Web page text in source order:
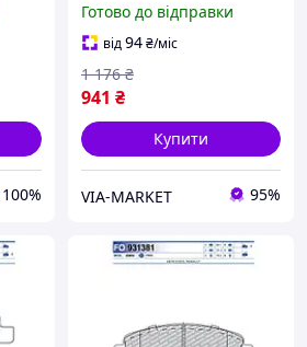
100%
2012.12 FOMAR (FO
478081) Fomar Borg
Automotive
Готово до відправки
від94₴/міс
941 ₴
1 176 ₴
Купити
VIA-MARKET 95%